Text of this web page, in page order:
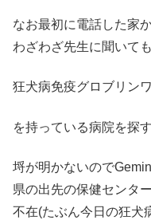
なお最初に電話した家
わざわざ先生に聞いて
狂犬病免疫グロブリン
を持っている病院を探
埒が明かないので
県の出先の保健センタ
不在(たぶん今日の狂犬